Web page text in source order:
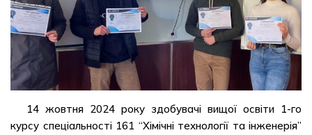
14 жовтня 2024 року здобувачі вищої освіти 1-го
курсу спеціальності 161 “Хімічні технології та інженерія”